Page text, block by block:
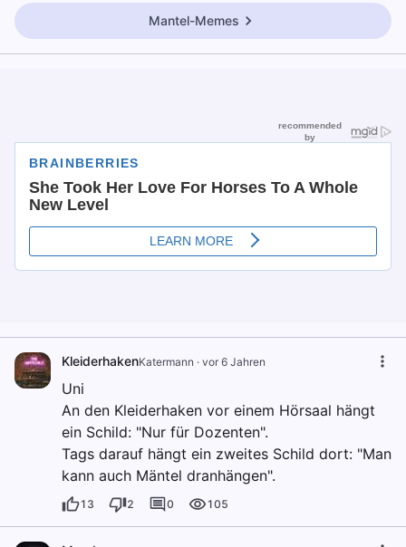
Mantel-Memes
KleiderhakenKatermann · vor 6 Jahren
Uni
An den Kleiderhaken vor einem Hörsaal hängt
ein Schild: "Nur für Dozenten".
Tags darauf hängt ein zweites Schild dort: "Man
kann auch Mäntel dranhängen".
13 2 0 105